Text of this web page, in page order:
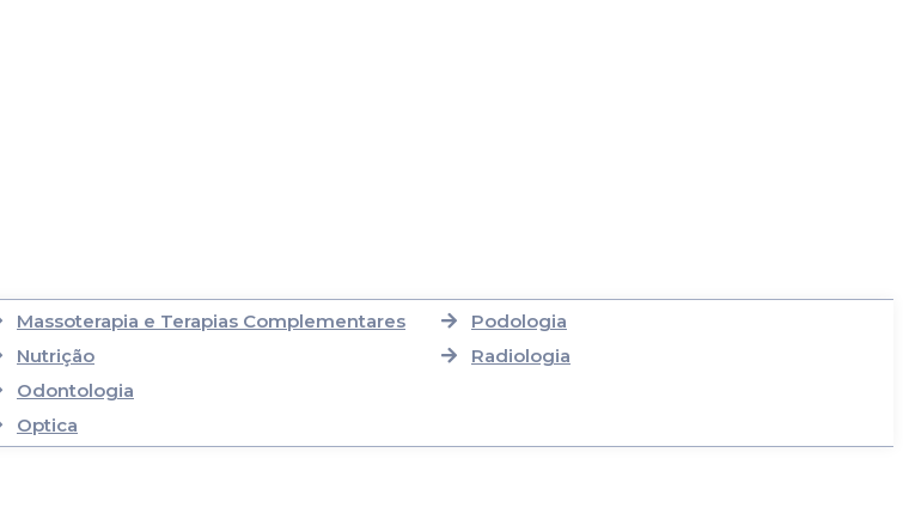
Massoterapia e Terapias Complementares
Nutrição
Odontologia
Optica
Podologia
Radiologia